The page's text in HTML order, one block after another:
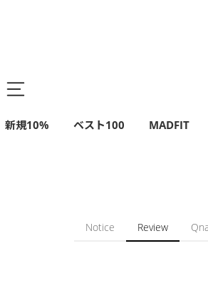
新規10% ベスト100 MADFIT
Notice Review